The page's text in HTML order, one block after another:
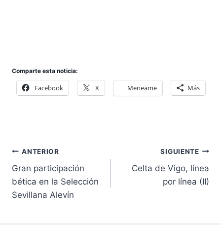
Comparte esta noticia:
Facebook X Meneame Más
Navegación
de
entradas
ANTERIOR
Gran participación
bética en la Selección
Sevillana Alevín
SIGUIENTE
Celta de Vigo, línea
por línea (II)